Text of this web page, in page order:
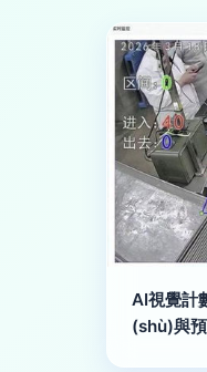
AI視覺計
(shù)與